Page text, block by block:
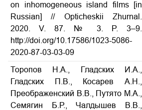
on inhomogeneous island films [in
Russian] // Opticheskii Zhurnal.
2020. V. 87. № 3. P. 3–9.
http://doi.org/10.17586/1023-5086-
2020-87-03-03-09
Торопов Н.А., Гладских И.А.,
Гладских П.В., Косарев А.Н.,
Преображенский В.В., Путято М.А.,
Семягин Б.Р., Чалдышев В.В.,